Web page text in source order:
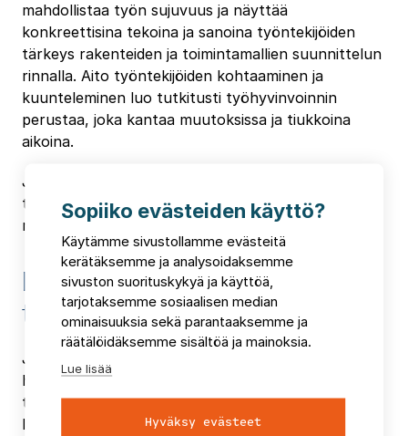
mahdollistaa työn sujuvuus ja näyttää
konkreettisina tekoina ja sanoina työntekijöiden
tärkeys rakenteiden ja toimintamallien suunnittelun
rinnalla. Aito työntekijöiden kohtaaminen ja
kuunteleminen luo tutkitusti työhyvinvoinnin
perustaa, joka kantaa muutoksissa ja tiukkoina
aikoina.
Jokaiselta sote-alan johtajalta kysytään nyt: Millä
tolalla tämä asia on Sinun organisaatiossasi? Ja
mitä tarvitset tilanteen muuttamiseksi?
Hyvä johtaminen tukee
työntekijöiden hyvinvointia
Järjestimme webinaarin, jossa aiheena oli, miten
hyvä johtaminen organisaation joka tasolla voi
tukea työntekijöiden hyvinvointia ja jaksamista sekä
luoda innostavaa ilmapiirin tehdä merkityksellistä
Sopiiko evästeiden käyttö?
Käytämme sivustollamme evästeitä
kerätäksemme ja analysoidaksemme
sivuston suorituskykyä ja käyttöä,
tarjotaksemme sosiaalisen median
ominaisuuksia sekä parantaaksemme ja
räätälöidäksemme sisältöä ja mainoksia.
Lue lisää
Hyväksy evästeet